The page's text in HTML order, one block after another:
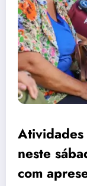
Atividades
neste
com